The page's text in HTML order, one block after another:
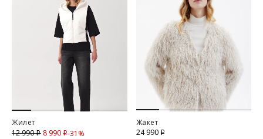
Жилет
12 990i 8 990 iСкидка
-31%
Жакет
24 990 i